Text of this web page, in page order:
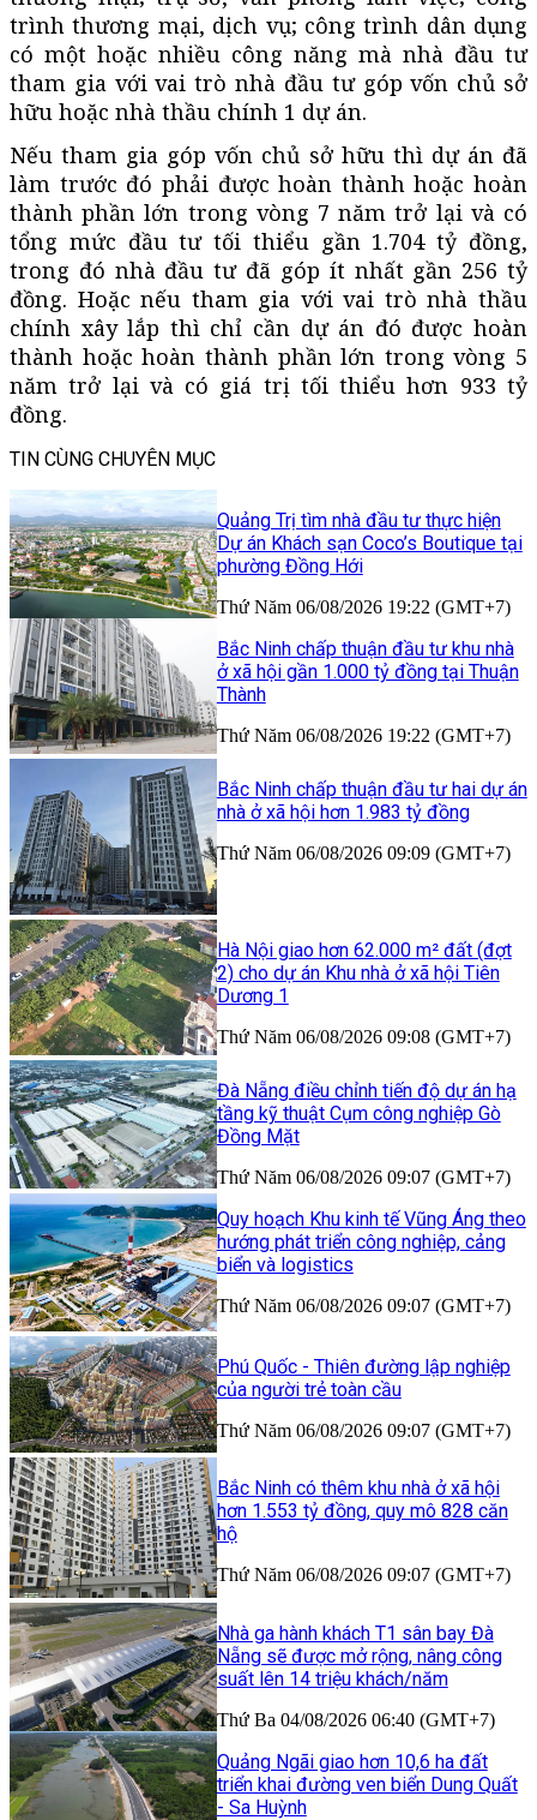
trình thương mại, dịch vụ; công trình dân dụng
có một hoặc nhiều công năng mà nhà đầu tư
tham gia với vai trò nhà đầu tư góp vốn chủ sở
hữu hoặc nhà thầu chính 1 dự án.
Nếu tham gia góp vốn chủ sở hữu thì dự án đã
làm trước đó phải được hoàn thành hoặc hoàn
thành phần lớn trong vòng 7 năm trở lại và có
tổng mức đầu tư tối thiểu gần 1.704 tỷ đồng,
trong đó nhà đầu tư đã góp ít nhất gần 256 tỷ
đồng. Hoặc nếu tham gia với vai trò nhà thầu
chính xây lắp thì chỉ cần dự án đó được hoàn
thành hoặc hoàn thành phần lớn trong vòng 5
năm trở lại và có giá trị tối thiểu hơn 933 tỷ
đồng.
TIN CÙNG CHUYÊN MỤC
Quảng Trị tìm nhà đầu tư thực hiện
Dự án Khách sạn Coco’s Boutique tại
phường Đồng Hới
Thứ Năm 06/08/2026 19:22 (GMT+7)
Bắc Ninh chấp thuận đầu tư khu nhà
ở xã hội gần 1.000 tỷ đồng tại Thuận
Thành
Thứ Năm 06/08/2026 19:22 (GMT+7)
Bắc Ninh chấp thuận đầu tư hai dự án
nhà ở xã hội hơn 1.983 tỷ đồng
Thứ Năm 06/08/2026 09:09 (GMT+7)
Hà Nội giao hơn 62.000 m² đất (đợt
2) cho dự án Khu nhà ở xã hội Tiên
Dương 1
Thứ Năm 06/08/2026 09:08 (GMT+7)
Đà Nẵng điều chỉnh tiến độ dự án hạ
tầng kỹ thuật Cụm công nghiệp Gò
Đồng Mặt
Thứ Năm 06/08/2026 09:07 (GMT+7)
Quy hoạch Khu kinh tế Vũng Áng theo
hướng phát triển công nghiệp, cảng
biển và logistics
Thứ Năm 06/08/2026 09:07 (GMT+7)
Phú Quốc - Thiên đường lập nghiệp
của người trẻ toàn cầu
Thứ Năm 06/08/2026 09:07 (GMT+7)
Bắc Ninh có thêm khu nhà ở xã hội
hơn 1.553 tỷ đồng, quy mô 828 căn
hộ
Thứ Năm 06/08/2026 09:07 (GMT+7)
Nhà ga hành khách T1 sân bay Đà
Nẵng sẽ được mở rộng, nâng công
suất lên 14 triệu khách/năm
Thứ Ba 04/08/2026 06:40 (GMT+7)
Quảng Ngãi giao hơn 10,6 ha đất
triển khai đường ven biển Dung Quất
- Sa Huỳnh